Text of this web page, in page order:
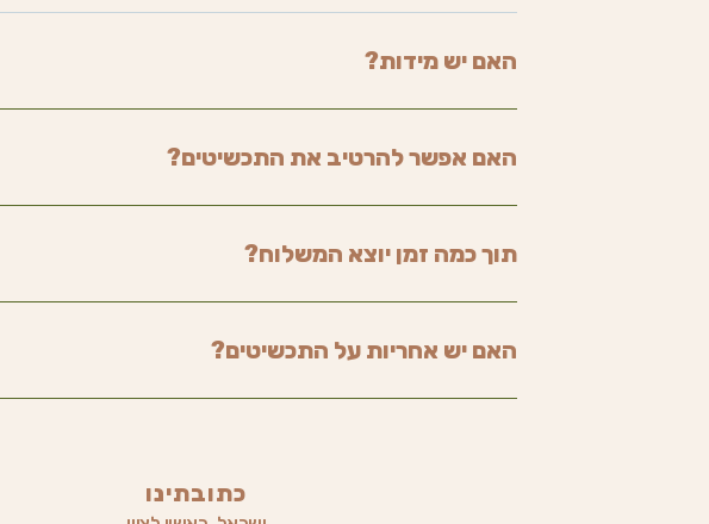
האם יש מידות?
האם אפשר להרטיב את התכשיטים?
תוך כמה זמן יוצא המשלוח?
האם יש אחריות על התכשיטים?
כתובתינו